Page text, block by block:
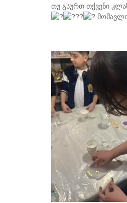
თუ გსურთ თქვენი